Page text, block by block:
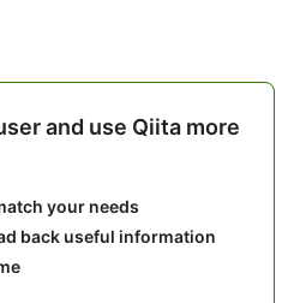
and use Qiita more
your needs
back useful information